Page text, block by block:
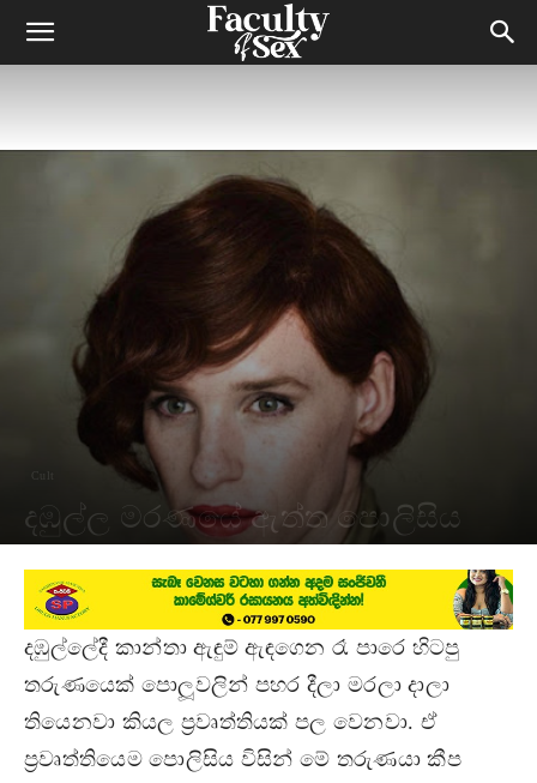
දඹුල්ල මරණයේ ඇත්ත පොලිසිය
දඹුල්ලේදී කාන්තා ඇඳුම් ඇඳගෙන රෑ පාරෙ හිටපු
තරුණයෙක් පොලූවලින් පහර දීලා මරලා දාලා
තියෙනවා කියල ප‍්‍රවෘත්තියක් පල වෙනවා. ඒ
ප‍්‍රවෘත්තියෙම පොලිසිය විසින් මේ තරුණයා කීප